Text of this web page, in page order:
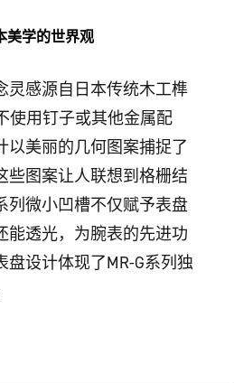
美学的世界观
灵感源自日本传统木工榫
使用钉子或其他金属配
以美丽的几何图案捕捉了
些图案让人联想到格栅结
列微小凹槽不仅赋予表盘
能透光，为腕表的先进功
盘设计体现了MR-G系列独